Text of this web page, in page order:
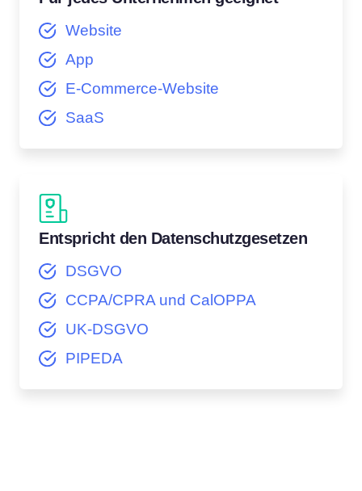
Website
App
E-Commerce-Website
SaaS
Entspricht den Datenschutzgesetzen
DSGVO
CCPA/CPRA und CalOPPA
UK-DSGVO
PIPEDA